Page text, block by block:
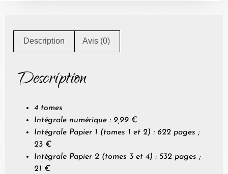
Description Avis (0)
Description
4 tomes
Intégrale numérique : 9,99 €
Intégrale Papier 1 (tomes 1 et 2) : 622 pages ;
23 €
Intégrale Papier 2 (tomes 3 et 4) : 532 pages ;
21 €